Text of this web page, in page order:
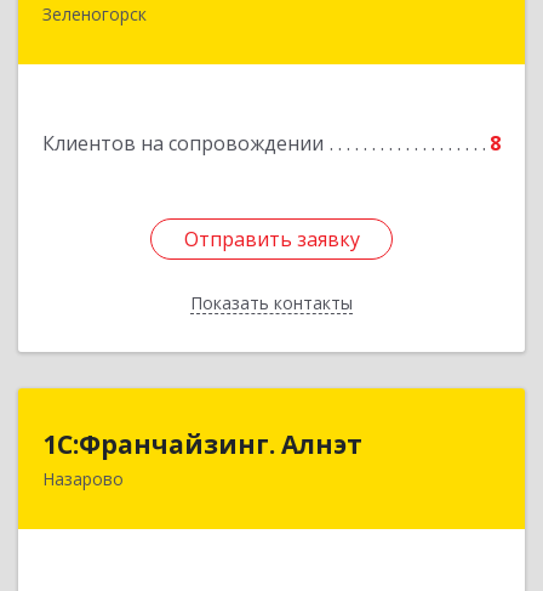
Зеленогорск
Клиентов на сопровождении 8
Отправить заявку
Показать контакты
663690, Красноярский край, Зеленогорск г,
Отправить заявку
Назад
1С:Франчайзинг. Алнэт
Назарово
1С:Франчайзинг. Алнэт
662200, Красноярский край, Назарово г,